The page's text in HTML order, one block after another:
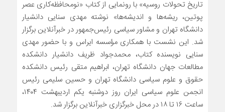
تاریخ تحولات روسیه» با رونمایی از کتاب «نومحافظه‌کاری عصر
پوتین، ریشه‌ها و اندیشه‌ها» نوشته مهدی سنایی دانشیار
دانشگاه تهران و مشاور سیاسی رئیس‌جمهور در خبرآنلاین برگزار
شد. این نشست با همکاری مؤسسه ایراس و با حضور مهدی
سنایی نویسنده کتاب، محمدجواد ظریف دانشیار دانشکده
مطالعات جهان دانشگاه تهران، ابراهیم متقی رئیس دانشکده
حقوق و علوم سیاسی دانشگاه تهران و حسین سلیمی رئیس
انجمن علوم سیاسی ایران روز دوشنبه یکم اردیبهشت ۱۴۰۴،
ساعت ۱۶ تا ۱۸ در محل خبرگزاری خبرآنلاین برگزار شد.